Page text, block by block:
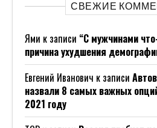
СВЕЖИЕ
Ями к записи “С мужчинами
причина ухудшения
Евгений Иванович к записи
назвали 8 самых важных
2021 году